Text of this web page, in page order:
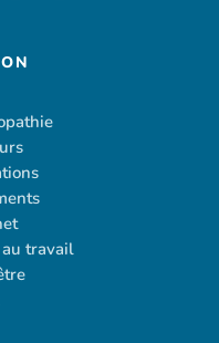
au travail